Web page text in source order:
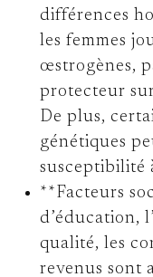
différences
les femmes
œstrogènes,
protecteur
De plus,
génétiques
susceptibilité
**Facteurs
d’éducation,
qualité, les
revenus sont